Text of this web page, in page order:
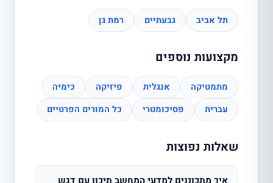
תל אביב גבעתיים רמת גן
מקצועות נוספים
מתמטיקה אנגלית פיזיקה
כימיה
עברית
פסיכומטרי כל המורים הפרטיים
שאלות נפוצות